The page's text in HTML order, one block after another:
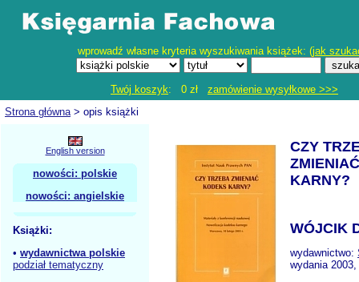
wprowadź własne kryteria wyszukiwania książek: (jak
Twój koszyk: 0 zł zamówienie wysyłkowe >>>
Strona główna> opis książki
English version
nowości: polskie
nowości: angielskie
Książki:
• wydawnictwa polskie
podział tematyczny
CZY
KARNY?
WÓJCIK
wydawnictwo:
wydania